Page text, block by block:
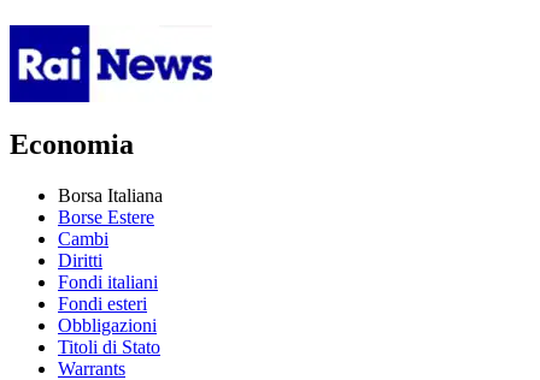
Economia
Borsa Italiana
Borse Estere
Cambi
Diritti
Fondi italiani
Fondi esteri
Obbligazioni
Titoli di Stato
Warrants